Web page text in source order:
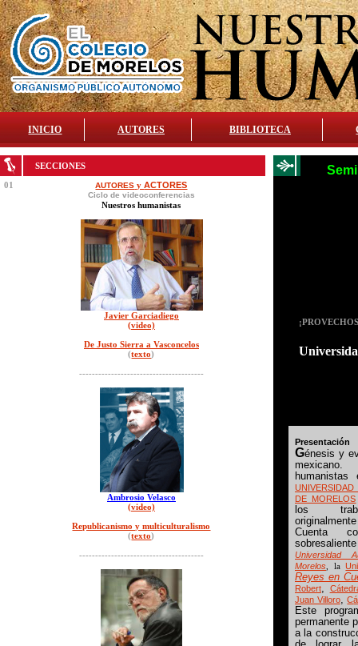
INICIO AUTORES BIBLIOTECA
SECCIONES
01
AUTORES yACTORES
Ciclo de videoconferencias
Nuestros humanistas
Javier Garciadiego
(video)
De Justo Sierra a Vasconcelos
(texto)
---------------------------------------
Ambrosio Velasco
(video)
Republicanismo y multiculturalismo
(texto)
---------------------------------------
Presentación
Génesis y
DE MORELOS
los
Cuenta
Universidad
Morelos , la
Reyes en
Robert,
Juan Villoro,C
Este
permanente
a la